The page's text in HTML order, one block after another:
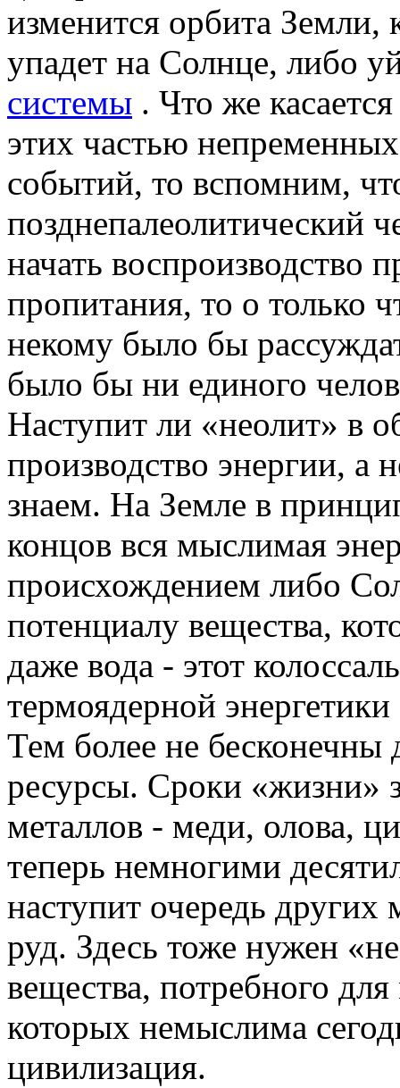
изменится орбита Земли,
упадет на Солнце, либо
системы . Что же
этих частью
событий, то вспомним,
позднепалеолитический
начать воспроизводство
пропитания, то о только
некому было бы
было бы ни единого
Наступит ли «неолит» в
производство энергии, а
знаем. На Земле в
концов вся мыслимая
происхождением либо
потенциалу вещества,
даже вода - этот
термоядерной
Тем более не
ресурсы. Сроки «жизни»
металлов - меди, олова,
теперь немногими
наступит очередь
руд. Здесь тоже нужен
вещества, потребного
которых немыслима
цивилизация.